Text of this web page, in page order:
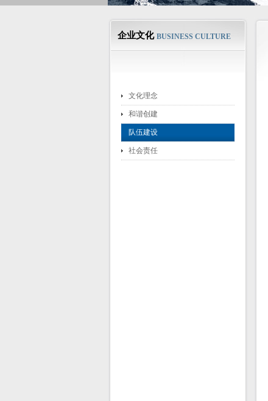
企业文化 BUSINESS CULTURE
文化理念
和谐创建
队伍建设
社会责任